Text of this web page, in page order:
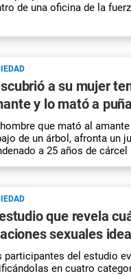
de una oficina de la
a su mujer
y lo mató a
que mató al
de un árbol, afronta un
a 25 años de cárcel
que revela
sexuales
participantes del estudio
en cuatro